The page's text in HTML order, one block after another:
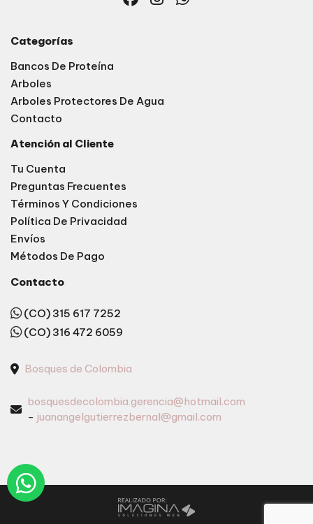
Contacto
(CO) 315 617 7252
(CO) 316 472 6059
Bosques de Colombia
bosquesdecolombia.gerencia@hotmail.com
- juanangelgutierrezbernal@gmail.com
Categorías
Bancos De Proteína
Arboles
Arboles Protectores De Agua
Contacto
Atención al Cliente
Tu Cuenta
Preguntas Frecuentes
Términos Y Condiciones
Política De Privacidad
Envíos
Métodos De Pago